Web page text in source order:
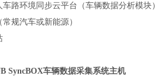
路环境同步云平台（车辆数据分析模块）
规汽车或新能源）
SyncBOX车辆数据采集系统主机